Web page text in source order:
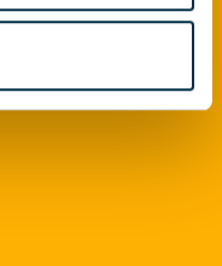
van
van